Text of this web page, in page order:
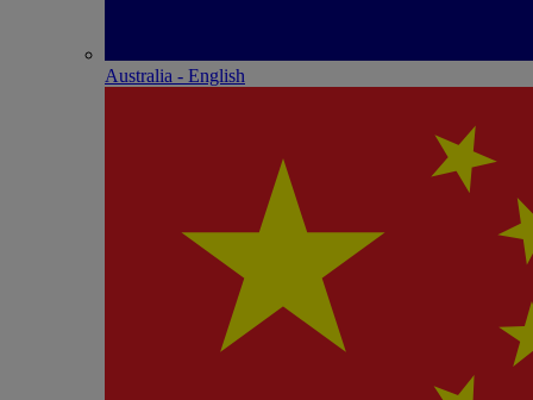
Australia - English